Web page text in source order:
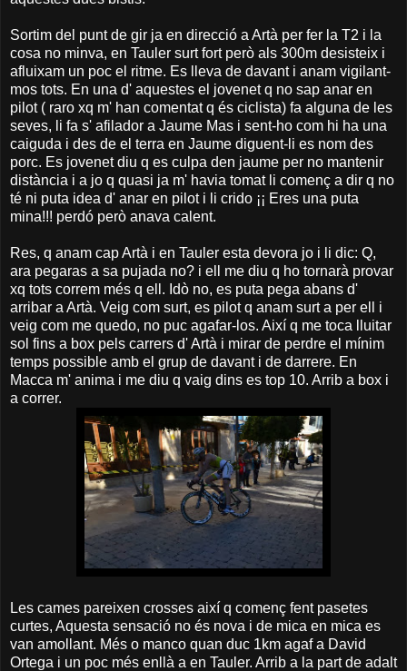
Sortim del punt de gir ja en direcció a Artà per fer la T2 i la
cosa no minva, en Tauler surt fort però als 300m desisteix i
afluixam un poc el ritme. Es lleva de davant i anam vigilant-
mos tots. En una d' aquestes el jovenet q no sap anar en
pilot ( raro xq m' han comentat q és ciclista) fa alguna de les
seves, li fa s' afilador a Jaume Mas i sent-ho com hi ha una
caiguda i des de el terra en Jaume diguent-li es nom des
porc. Es jovenet diu q es culpa den jaume per no mantenir
distància i a jo q quasi ja m' havia tomat li començ a dir q no
té ni puta idea d' anar en pilot i li crido ¡¡ Eres una puta
mina!!! perdó però anava calent.
Res, q anam cap Artà i en Tauler esta devora jo i li dic: Q,
ara pegaras a sa pujada no? i ell me diu q ho tornarà provar
xq tots correm més q ell. Idò no, es puta pega abans d'
arribar a Artà. Veig com surt, es pilot q anam surt a per ell i
veig com me quedo, no puc agafar-los. Així q me toca lluitar
sol fins a box pels carrers d' Artà i mirar de perdre el mínim
temps possible amb el grup de davant i de darrere. En
Macca m' anima i me diu q vaig dins es top 10. Arrib a box i
a correr.
Les cames pareixen crosses així q començ fent pasetes
curtes, Aquesta sensació no és nova i de mica en mica es
van amollant. Més o manco quan duc 1km agaf a David
Ortega i un poc més enllà a en Tauler. Arrib a la part de adalt